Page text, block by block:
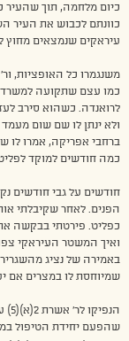
כיום מלחמה, תוך שהעיר
כוונתם לכבוש את העיר
עיראקים שנמצאים מחוץ
משנגמרו כל האופציות,
כמו עצם שתקועה למשרד
לרואנדה. כשהוא סירב
ולא ינתן לו שם שום
ברחבי אפריקה, אמרו לו
כמה חודשים למוקד
חודשים על גבי חודשים
הפנים. לאחר שקיבלתי
כפליט. פירטתי בבקשה
באמירה של נציג
שמיוחסת לו במצרים אם
שהפעם יחידת הטיפול